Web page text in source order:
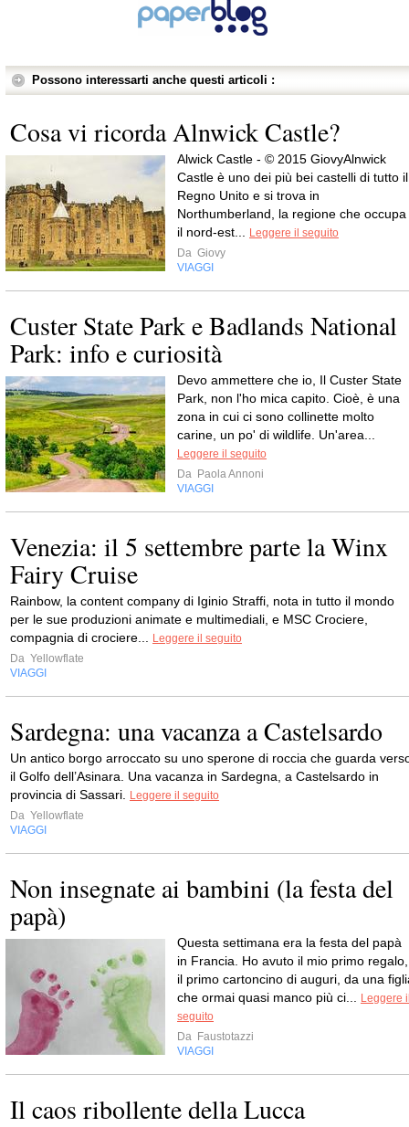
Possono interessarti anche questi articoli :
Cosa vi ricorda Alnwick Castle?
Alwick Castle - © 2015 GiovyAlnwick
Castle è uno dei più bei castelli di tutto il
Regno Unito e si trova in
Northumberland, la regione che occupa
il nord-est...
Leggere il seguito
Da Giovy
VIAGGI
Custer State Park e Badlands National
Park: info e curiosità
Devo ammettere che io, Il Custer State
Park, non l'ho mica capito. Cioè, è una
zona in cui ci sono collinette molto
carine, un po' di wildlife. Un'area...
Leggere il seguito
Da Paola Annoni
VIAGGI
Venezia: il 5 settembre parte la Winx
Fairy Cruise
Rainbow, la content company di Iginio Straffi, nota in tutto il mondo
per le sue produzioni animate e multimediali, e MSC Crociere,
compagnia di crociere...
Leggere il seguito
Da Yellowflate
VIAGGI
Sardegna: una vacanza a Castelsardo
Un antico borgo arroccato su uno sperone di roccia che guarda
il Golfo dell’Asinara. Una vacanza in Sardegna, a Castelsardo in
provincia di Sassari.
Leggere il seguito
Da Yellowflate
VIAGGI
Non insegnate ai bambini (la festa del
papà)
Questa settimana era la festa del papà
in Francia. Ho avuto il mio primo regalo,
il primo cartoncino di auguri, da una
che ormai quasi manco più ci...
Leggere
seguito
Da Faustotazzi
VIAGGI
Il caos ribollente della Lucca